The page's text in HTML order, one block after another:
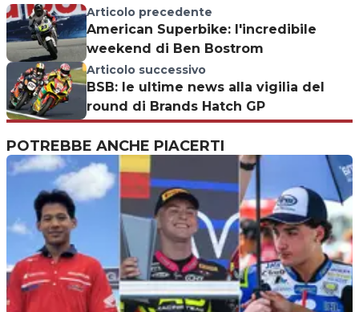
Articolo precedente
American Superbike: l'incredibile
weekend di Ben Bostrom
Articolo successivo
BSB: le ultime news alla vigilia del
round di Brands Hatch GP
POTREBBE ANCHE PIACERTI